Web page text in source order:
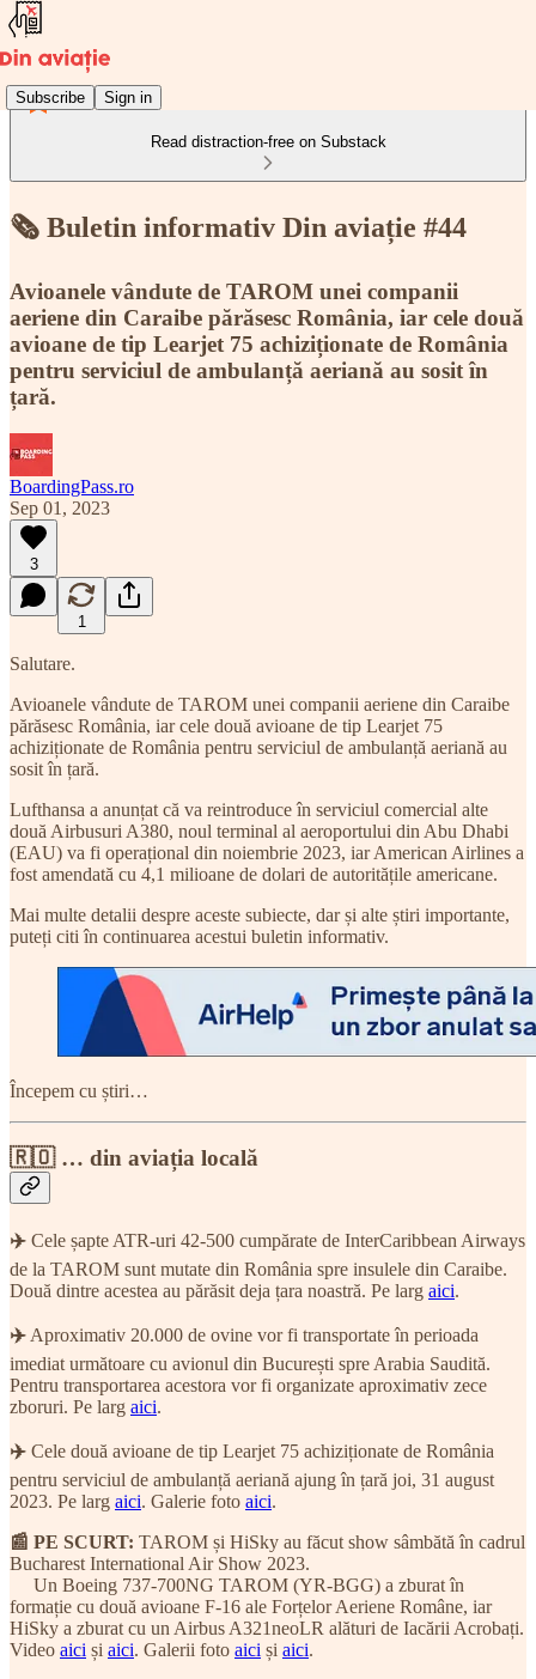
Subscribe Sign in
Read distraction-free on Substack
🗞️ Buletin informativ Din aviație #44
Avioanele vândute de TAROM unei companii
aeriene din Caraibe părăsesc România, iar cele două
avioane de tip Learjet 75 achiziționate de România
pentru serviciul de ambulanță aeriană au sosit în
țară.
BoardingPass.ro
Sep 01, 2023
3
1
Salutare.
Avioanele vândute de TAROM unei companii aeriene din Caraibe
părăsesc România, iar cele două avioane de tip Learjet 75
achiziționate de România pentru serviciul de ambulanță aeriană au
sosit în țară.
Lufthansa a anunțat că va reintroduce în serviciul comercial alte
două Airbusuri A380, noul terminal al aeroportului din Abu Dhabi
(EAU) va fi operațional din noiembrie 2023, iar American Airlines a
fost amendată cu 4,1 milioane de dolari de autoritățile americane.
Mai multe detalii despre aceste subiecte, dar și alte știri importante,
puteți citi în continuarea acestui buletin informativ.
Începem cu știri…
🇷🇴 … din aviația locală
✈️ Cele șapte ATR-uri 42-500 cumpărate de InterCaribbean Airways
de la TAROM sunt mutate din România spre insulele din Caraibe.
Două dintre acestea au părăsit deja țara noastră. Pe larg aici.
✈️ Aproximativ 20.000 de ovine vor fi transportate în perioada
imediat următoare cu avionul din București spre Arabia Saudită.
Pentru transportarea acestora vor fi organizate aproximativ zece
zboruri. Pe larg aici.
✈️ Cele două avioane de tip Learjet 75 achiziționate de România
pentru serviciul de ambulanță aeriană ajung în țară joi, 31 august
2023. Pe larg aici. Galerie foto aici.
📰 PE SCURT: TAROM și HiSky au făcut show sâmbătă în cadrul
Bucharest International Air Show 2023.
Un Boeing 737-700NG TAROM (YR-BGG) a zburat în
formație cu două avioane F-16 ale Forțelor Aeriene Române, iar
HiSky a zburat cu un Airbus A321neoLR alături de Iacării Acrobați.
Video aici și aici. Galerii foto aici și aici.